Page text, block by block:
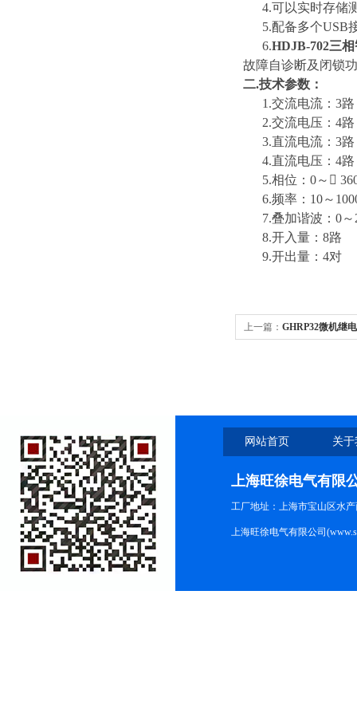
4.可以实时存储
5.配备多个USB
6.HDJB-702三
故障自诊断及闭锁
二.技术参数：
1.交流电流：3路
2.交流电压：4路
3.直流电流：3路
4.直流电压：4路
5.相位：0～
6.频率：10～
7.叠加谐波：0～
8.开入量：8路
9.开出量：4对
上一篇： GHRP32微机继
网站首页 关
上海旺徐电气有限
工厂地址：上海市宝山区水产
上海旺徐电气有限公司